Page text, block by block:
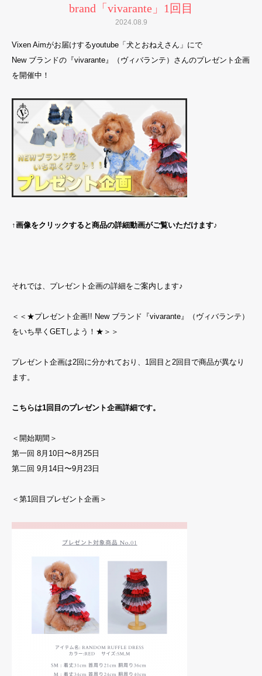
brand「vivarante」1回目
2024.08.9
Vixen Aimがお届けするyoutube「犬とおねえさん」にで
New ブランドの『vivarante』（ヴィバランテ）さんのプレゼント企画
を開催中！
↑画像をクリックすると商品の詳細動画がご覧いただけます♪
それでは、プレゼント企画の詳細をご案内します♪
＜＜★プレゼント企画!! New ブランド『vivarante』（ヴィバランテ）
をいち早くGETしよう！★＞＞
プレゼント企画は2回に分かれており、1回目と2回目で商品が異なり
ます。
こちらは1回目のプレゼント企画詳細です。
＜開始期間＞
第一回 8月10日〜8月25日
第二回 9月14日〜9月23日
＜第1回目プレゼント企画＞